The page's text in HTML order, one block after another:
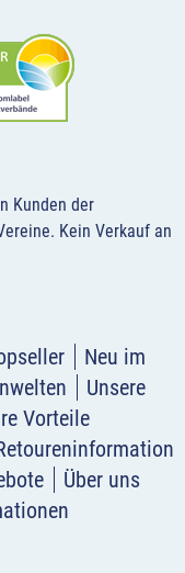
Kunden der
Kein Verkauf an
Neu im
Unsere
Vorteile
Über uns